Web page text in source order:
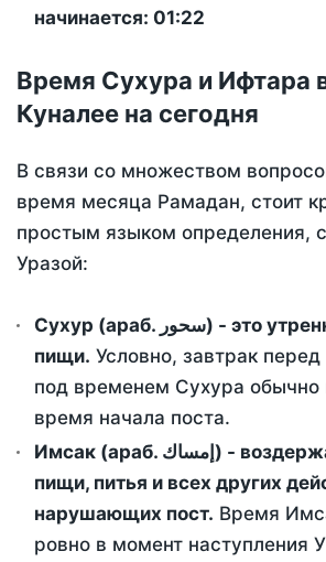
начинается: 01:22
Время Сухура и Ифтара
Куналее на сегодня
В связи со множеством
время месяца Рамадан, стоит
простым языком определения,
Уразой:
Сухур (араб. سحور) - это утренний прием
пищи. Условно, завтрак
под временем Сухура обычно
время начала поста.
Имсак (араб. إمساك) - воздержание от приема
пищи, питья и всех других
нарушающих пост. Время
ровно в момент наступления